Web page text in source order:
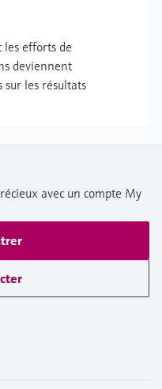
les efforts de
deviennent
sur les résultats
avec un compte My